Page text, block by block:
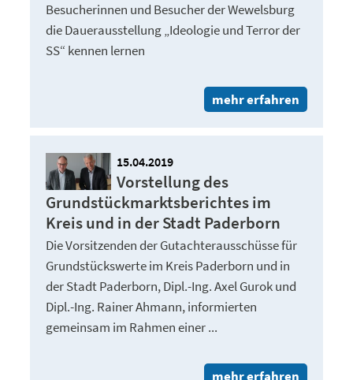
Besucherinnen und Besucher der Wewelsburg
die Dauerausstellung „Ideologie und Terror der
SS“ kennen lernen
mehr erfahren
15.04.2019
Vorstellung des
Grundstückmarktsberichtes im
Kreis und in der Stadt Paderborn
Die Vorsitzenden der Gutachterausschüsse für
Grundstückswerte im Kreis Paderborn und in
der Stadt Paderborn, Dipl.-Ing. Axel Gurok und
Dipl.-Ing. Rainer Ahmann, informierten
gemeinsam im Rahmen einer ...
mehr erfahren